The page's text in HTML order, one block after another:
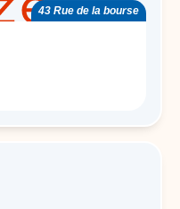
43 Rue de la bourse